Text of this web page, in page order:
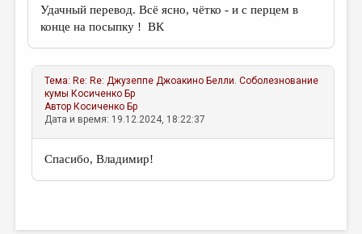
Удачный перевод. Всё ясно, чётко - и с перцем в
конце на посыпку ! ВК
Тема:Re: Re: Джузеппе Джоакино Белли. Соболезнование
кумыКосиченко Бр
АвторКосиченко Бр
Дата и время: 19.12.2024, 18:22:37
Спасибо, Владимир!